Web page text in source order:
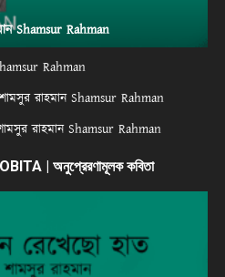
Shamsur Rahman
Rahman
রাহমান Shamsur Rahman
রাহমান Shamsur Rahman
| অনুপ্রেরণামূলক কবিতা